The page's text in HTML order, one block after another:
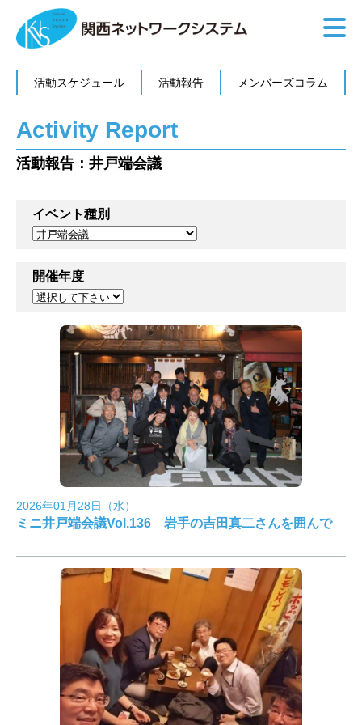
活動スケジュール 活動報告 メンバーズコラム
Activity Report
活動報告：井戸端会議
イベント種別
開催年度
2026年01月28日（水）
ミニ井戸端会議Vol.136 岩手の吉田真二さんを囲んで